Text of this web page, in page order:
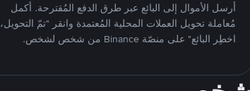
أرسل الأموال إلى البائع عبر طرق الدفع المُقترحة. أكمل
مُعاملة تحويل العملات المحلية المُعتمدة وانقر "تمّ التحويل،
اخطِر البائع" على منصّة Binance من شخص لشخص.